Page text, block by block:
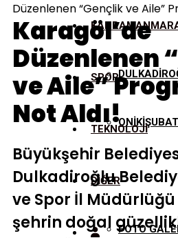
ONİKİŞUBAT
SPOR
TEKNOLOJİ
DİĞER
FOTO
Düzenlenen “Gençlik ve Aile”
Karagöl’de
Düzenlenen
ve Aile”
Not Aldı!
Büyükşehir
Dulkadiroğlu
ve Spor İl
şehrin doğal